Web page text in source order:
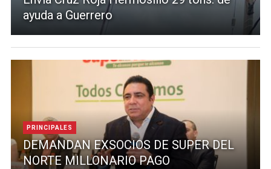
ayuda a Guerrero
PRINCIPALES
DEMANDAN EXSOCIOS DE SUPER DEL
NORTE MILLONARIO PAGO